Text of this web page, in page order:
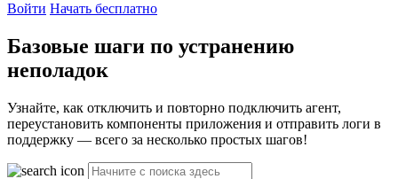
Войти Начать бесплатно
Базовые шаги по устранению
неполадок
Узнайте, как отключить и повторно подключить агент,
переустановить компоненты приложения и отправить логи в
поддержку — всего за несколько простых шагов!